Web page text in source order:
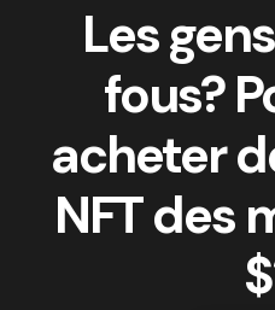
Les
fous?
acheter
NFT des